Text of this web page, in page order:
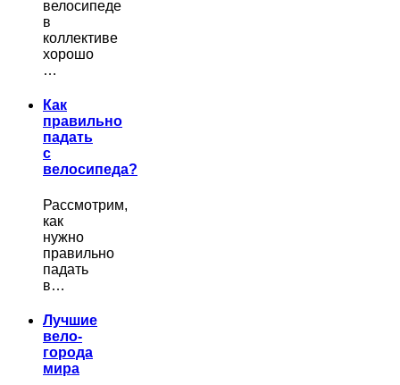
велосипеде
в
коллективе
хорошо
…
Как
правильно
падать
с
велосипеда?
Рассмотрим,
как
нужно
правильно
падать
в…
Лучшие
вело-
города
мира